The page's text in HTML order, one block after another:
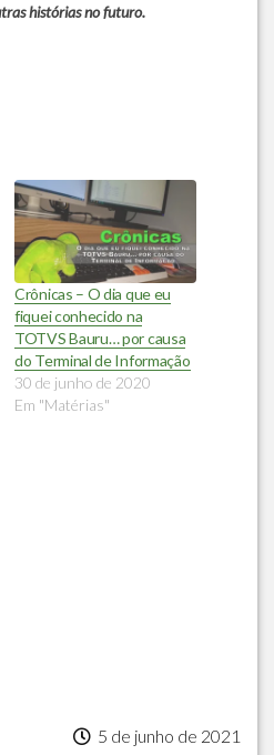
histórias no futuro.
Crônicas – O dia que eu
fiquei conhecido na
TOTVS Bauru… por causa
do Terminal de Informação
30 de junho de 2020
Em "Matérias"
5 de junho de 2021